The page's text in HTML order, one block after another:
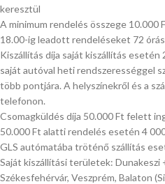
keresztül
A minimum rendelés összege 10.000
18.00-ig leadott rendeléseket 72
Kiszállítás díja saját kiszállítás
saját autóval heti rendszerességgel
több pontjára. A helyszínekről és a
telefonon.
Csomagküldés díja 50.000 Ft felett
50.000 Ft alatti rendelés esetén 4
GLS autómatába tröténő szállítás
Saját kiszállítási területek: Dunakeszi
Székesfehérvár, Veszprém, Balaton